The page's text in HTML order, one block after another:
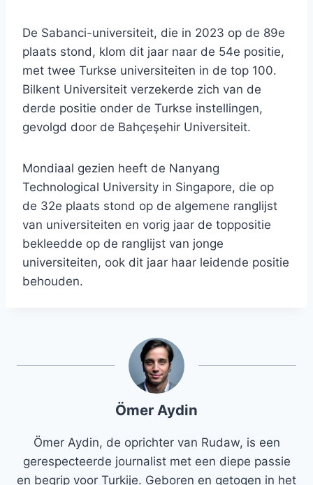
De Sabanci-universiteit, die in 2023 op de 89e
plaats stond, klom dit jaar naar de 54e positie,
met twee Turkse universiteiten in de top 100.
Bilkent Universiteit verzekerde zich van de
derde positie onder de Turkse instellingen,
gevolgd door de Bahçeşehir Universiteit.
Mondiaal gezien heeft de Nanyang
Technological University in Singapore, die op
de 32e plaats stond op de algemene ranglijst
van universiteiten en vorig jaar de toppositie
bekleedde op de ranglijst van jonge
universiteiten, ook dit jaar haar leidende positie
behouden.
Ömer Aydin
Ömer Aydin, de oprichter van Rudaw, is een
gerespecteerde journalist met een diepe passie
en begrip voor Turkije. Geboren en getogen in het